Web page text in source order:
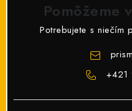
Pomôžeme
Potrebujete s niečím
+421